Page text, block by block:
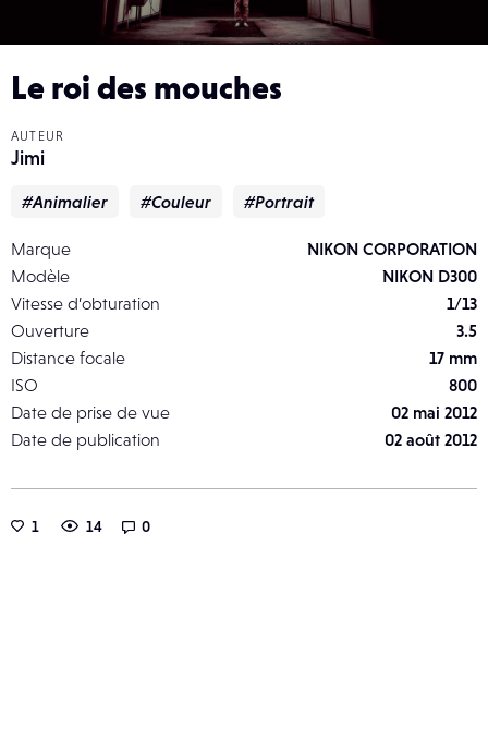
Le roi des mouches
AUTEUR
Jimi
#Animalier #Couleur #Portrait
Marque
NIKON CORPORATION
Modèle
NIKON D300
Vitesse d’obturation
1/13
Ouverture
3.5
Distance focale
17 mm
ISO
800
Date de prise de vue
02 mai 2012
Date de publication
02 août 2012
1 14 0